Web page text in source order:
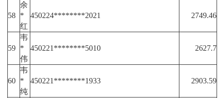
58
余
*
红
450224********2021 2749.46
59
韦
*
伟
450221********5010 2627.7
60
韦
*
纯
450221********1933 2903.59